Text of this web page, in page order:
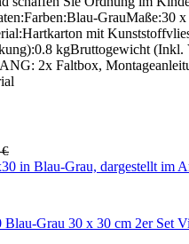
GrauMaße:30
mit
kgBruttogewicht (Inkl.
2x Faltbox,
Blau-Grau 30 x 30 cm 2er Set